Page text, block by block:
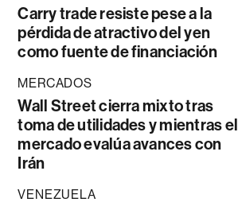
Carry trade resiste pese a la
pérdida de atractivo del yen
como fuente de financiación
MERCADOS
Wall Street cierra mixto tras
toma de utilidades y mientras el
mercado evalúa avances con
Irán
VENEZUELA